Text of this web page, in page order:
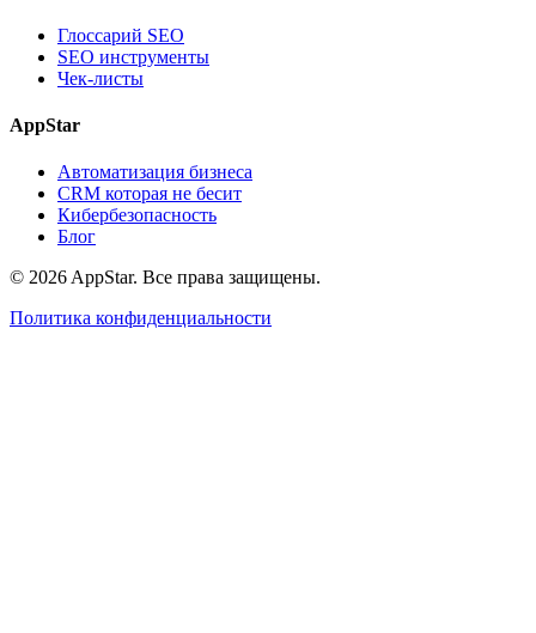
Глоссарий SEO
SEO инструменты
Чек-листы
AppStar
Автоматизация бизнеса
CRM которая не бесит
Кибербезопасность
Блог
© 2026 AppStar. Все права защищены.
Политика конфиденциальности